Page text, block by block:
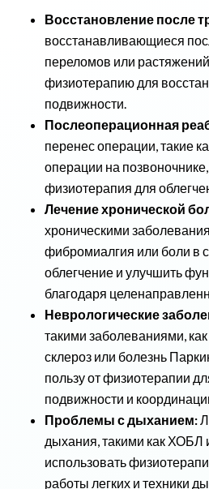
Восстановление после
восстанавливающиеся
переломов или
физиотерапию для
подвижности.
Послеоперационная
перенес операции, такие
операции на позвоночнике,
физиотерапия для
Лечение хронической
хроническими
фибромиалгия или боли в
облегчение и улучшить
благодаря
Неврологические
такими заболеваниями,
склероз или болезнь
пользу от физиотерапии
подвижности и
Проблемы с дыханием:
дыхания, такими как ХОБЛ
использовать
работы легких и техники